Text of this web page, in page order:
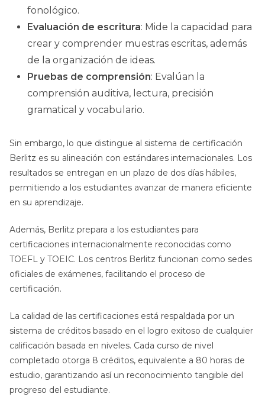
fonológico.
Evaluación de escritura: Mide la capacidad para
crear y comprender muestras escritas, además
de la organización de ideas.
Pruebas de comprensión: Evalúan la
comprensión auditiva, lectura, precisión
gramatical y vocabulario.
Sin embargo, lo que distingue al sistema de certificación
Berlitz es su alineación con estándares internacionales. Los
resultados se entregan en un plazo de dos días hábiles,
permitiendo a los estudiantes avanzar de manera eficiente
en su aprendizaje.
Además, Berlitz prepara a los estudiantes para
certificaciones internacionalmente reconocidas como
TOEFL y TOEIC. Los centros Berlitz funcionan como sedes
oficiales de exámenes, facilitando el proceso de
certificación.
La calidad de las certificaciones está respaldada por un
sistema de créditos basado en el logro exitoso de cualquier
calificación basada en niveles. Cada curso de nivel
completado otorga 8 créditos, equivalente a 80 horas de
estudio, garantizando así un reconocimiento tangible del
progreso del estudiante.